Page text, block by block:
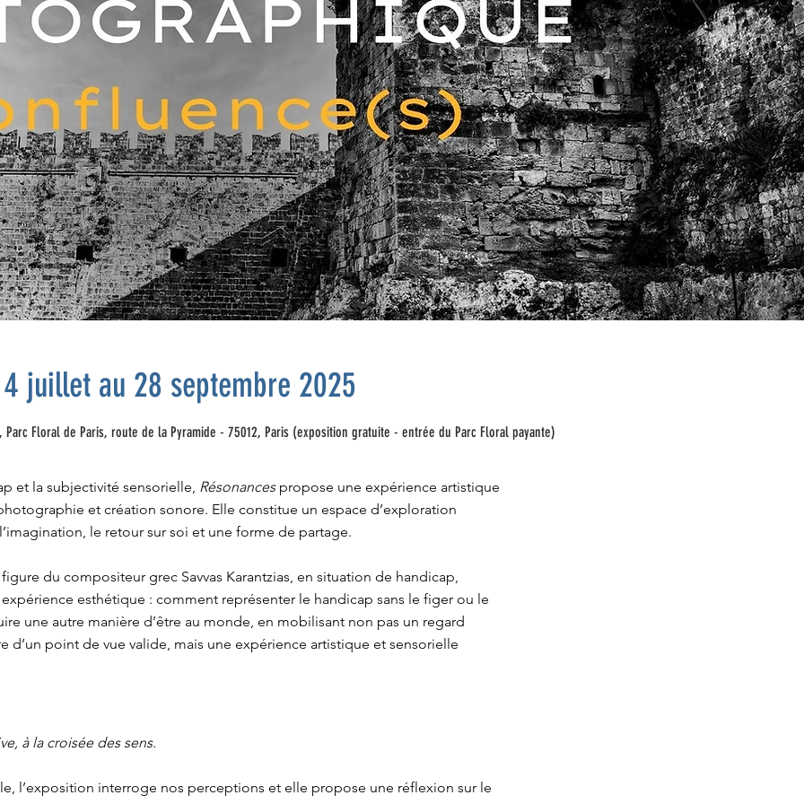
juillet au 28 septembre 2025
Floral de Paris, route de la Pyramide - 75012, Paris (exposition gratuite - entrée du Parc Floral payante)
et la subjectivité sensorielle, Résonancespropose une expérience artistique
et création sonore. Elle constitue un espace d’exploration
le retour sur soi et une forme de partage.
du compositeur grec Savvas Karantzias, en situation de handicap,
expérience esthétique : comment représenter le handicap sans le figer ou le
une autre manière d’être au monde, en mobilisant non pas un regard
d’un point de vue valide, mais une expérience artistique et sensorielle
à la croisée des sens.
l’exposition interroge nos perceptions et elle propose une réflexion sur le